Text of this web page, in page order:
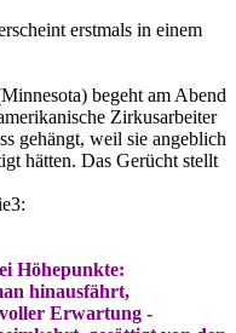
erstmals in einem
begeht am Abend
Zirkusarbeiter
gehängt, weil sie angeblich
hätten. Das Gerücht stellt
Höhepunkte:
hinausfährt,
Erwartung -